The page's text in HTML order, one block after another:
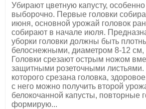
Убирают цветную капусту,
выборочно. Первые головки
июня, основной урожай головок
собирают в начале июля.
уборки головки должны быть
белоснежными, диаметром 8-12 см,
Головки срезают острым ножом
защитными розеточными листьями.
которого срезана головка,
с него можно получить второй
белокочанной капусты, повторные
формирую...